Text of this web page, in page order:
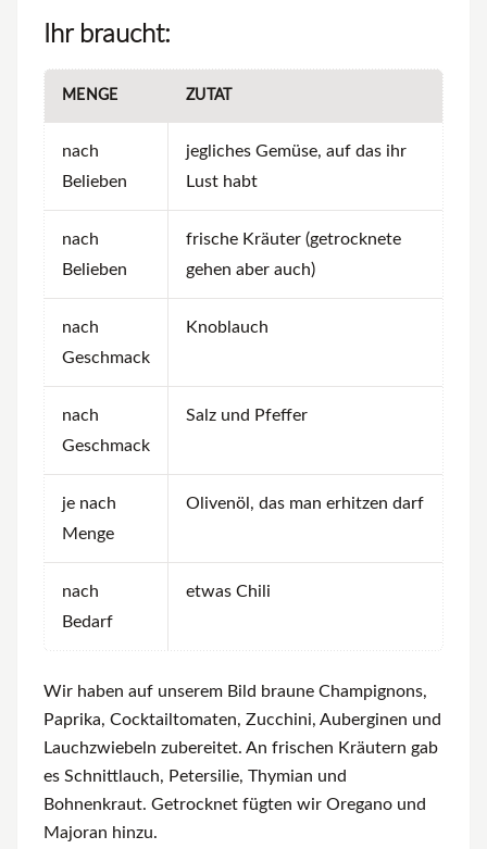
Ihr braucht:
MENGE ZUTAT
nach
Belieben
jegliches Gemüse, auf das ihr
Lust habt
nach
Belieben
frische Kräuter (getrocknete
gehen aber auch)
nach
Geschmack
Knoblauch
nach
Geschmack
Salz und Pfeffer
je nach
Menge
Olivenöl, das man erhitzen darf
nach
Bedarf
etwas Chili
Wir haben auf unserem Bild braune Champignons,
Paprika, Cocktailtomaten, Zucchini, Auberginen und
Lauchzwiebeln zubereitet. An frischen Kräutern gab
es Schnittlauch, Petersilie, Thymian und
Bohnenkraut. Getrocknet fügten wir Oregano und
Majoran hinzu.